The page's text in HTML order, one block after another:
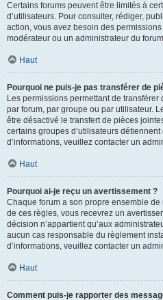
Certains forums peuvent être limités à
d’utilisateurs. Pour consulter, rédiger,
action, vous avez besoin des
modérateur ou un administrateur du
Haut
Pourquoi ne puis-je pas transférer de
Les permissions permettant de
par forum, par groupe ou par utilisateur.
être désactivé le transfert de pièces
certains groupes d’utilisateurs
d’informations, veuillez contacter un
Haut
Pourquoi ai-je reçu un avertissement ?
Chaque forum a son propre ensemble
de ces règles, vous recevrez un
décision n’appartient qu’aux
aucun cas responsable du règlement
d’informations, veuillez contacter un
Haut
Comment puis-je rapporter des